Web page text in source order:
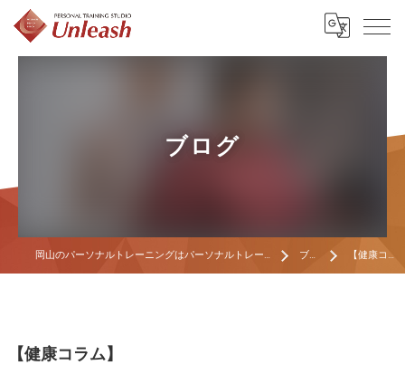
ブログ
岡山のパーソナルトレーニングはパーソナルトレーニングスタジオ Unleash ブログ 【健康コラム】
【健康コラム】